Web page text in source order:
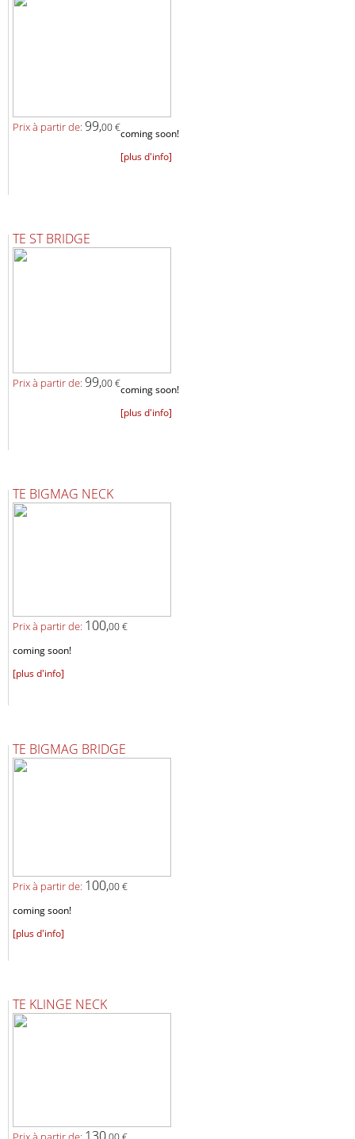
Prix ​​à partir de: 99,00 €coming soon!
[plus d'info]
TE ST BRIDGE
Prix ​​à partir de: 99,00 €coming soon!
[plus d'info]
TE BIGMAG NECK
Prix ​​à partir de: 100,00 €
coming soon!
[plus d'info]
TE BIGMAG BRIDGE
Prix ​​à partir de: 100,00 €
coming soon!
[plus d'info]
TE KLINGE NECK